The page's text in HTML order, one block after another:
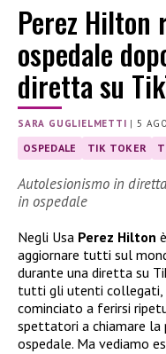
Perez Hilton
ospedale
diretta su
SARA GUGLIELMETTI |5
OSPEDALE TIK TOKER
Autolesionismo in
in ospedale
Negli Usa Perez Hilton
aggiornare tutti sul
durante una diretta su
tutti gli utenti collegati,
cominciato a ferirsi
spettatori a chiamare
ospedale. Ma vediamo